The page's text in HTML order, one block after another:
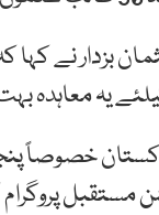
بزدار نے کہا
یہ معاہدہ
خصوصاً